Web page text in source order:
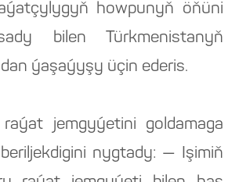
howpunyň öňüni
bilen Türkmenistanyň
ýaşaýyşy üçin ederis.
jemgyýetini goldamaga
nygtady: — Işimiň